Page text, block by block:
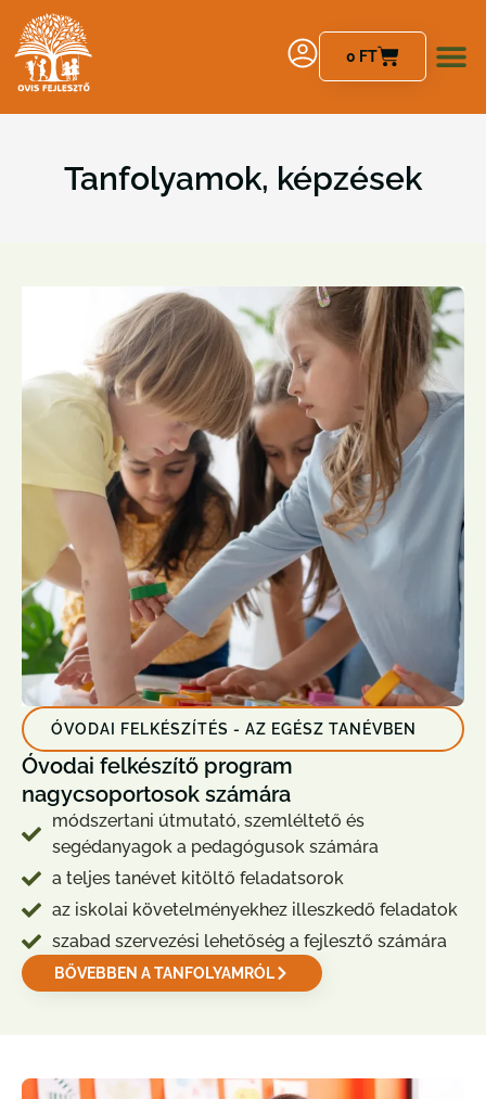
0 FT
Tanfolyamok, képzések
ÓVODAI FELKÉSZÍTÉS - AZ EGÉSZ TANÉVBEN
Óvodai felkészítő program
nagycsoportosok számára
módszertani útmutató, szemléltető és
segédanyagok a pedagógusok számára
a teljes tanévet kitöltő feladatsorok
az iskolai követelményekhez illeszkedő feladatok
szabad szervezési lehetőség a fejlesztő számára
BŐVEBBEN A TANFOLYAMRÓL